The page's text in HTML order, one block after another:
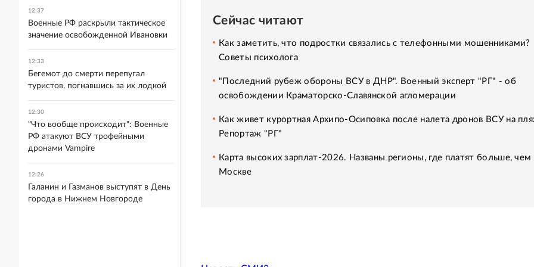
Сейчас читают
Как заметить, что подростки связались с телефонными мошенниками?
Советы психолога
"Последний рубеж обороны ВСУ в ДНР". Военный эксперт "РГ" - об
освобождении Краматорско-Славянской агломерации
Как живет курортная Архипо-Осиповка после налета дронов ВСУ на
Репортаж "РГ"
Карта высоких зарплат-2026. Названы регионы, где платят больше, чем
Москве
12:37
Военные РФ раскрыли тактическое
значение освобожденной Ивановки
12:33
Бегемот до смерти перепугал
туристов, погнавшись за их лодкой
12:30
"Что вообще происходит": Военные
РФ атакуют ВСУ трофейными
дронами Vampire
12:26
Галанин и Газманов выступят в День
города в Нижнем Новгороде